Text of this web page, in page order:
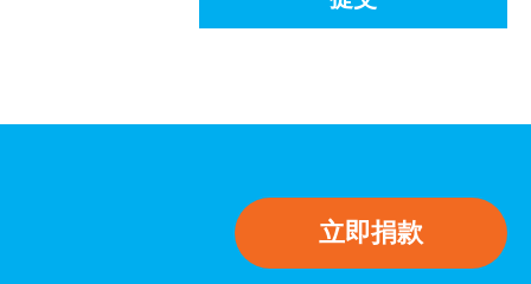
立即捐款